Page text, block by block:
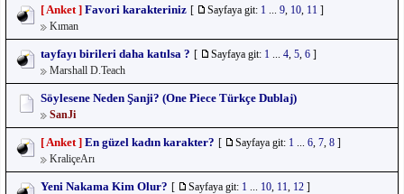
[ Anket ] Favori karakteriniz [ Sayfaya git: 1 9 10 11 ]
Kıman
tayfayı birileri daha katılsa ? [ Sayfaya git: 1 4 5 6 ]
Marshall D.Teach
Söylesene Neden Şanji? (One Piece Türkçe Dublaj)
SanJi
[ Anket ] En güzel kadın karakter? [ Sayfaya git: 1 6 7 8 ]
KraliçeArı
Yeni Nakama Kim Olur? [ Sayfaya git: 1 10 11 12 ]